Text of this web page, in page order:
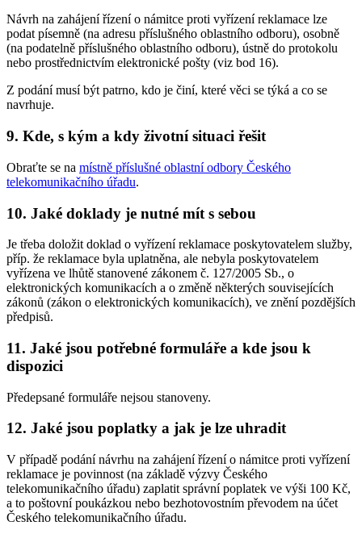
Návrh na zahájení řízení o námitce proti vyřízení reklamace lze
podat písemně (na adresu příslušného oblastního odboru), osobně
(na podatelně příslušného oblastního odboru), ústně do protokolu
nebo prostřednictvím elektronické pošty (viz bod 16).
Z podání musí být patrno, kdo je činí, které věci se týká a co se
navrhuje.
9. Kde, s kým a kdy životní situaci řešit
Obraťte se na místně příslušné oblastní odbory Českého
telekomunikačního úřadu.
10. Jaké doklady je nutné mít s sebou
Je třeba doložit doklad o vyřízení reklamace poskytovatelem služby,
příp. že reklamace byla uplatněna, ale nebyla poskytovatelem
vyřízena ve lhůtě stanovené zákonem č. 127/2005 Sb., o
elektronických komunikacích a o změně některých souvisejících
zákonů (zákon o elektronických komunikacích), ve znění pozdějších
předpisů.
11. Jaké jsou potřebné formuláře a kde jsou k
dispozici
Předepsané formuláře nejsou stanoveny.
12. Jaké jsou poplatky a jak je lze uhradit
V případě podání návrhu na zahájení řízení o námitce proti vyřízení
reklamace je povinnost (na základě výzvy Českého
telekomunikačního úřadu) zaplatit správní poplatek ve výši 100 Kč,
a to poštovní poukázkou nebo bezhotovostním převodem na účet
Českého telekomunikačního úřadu.